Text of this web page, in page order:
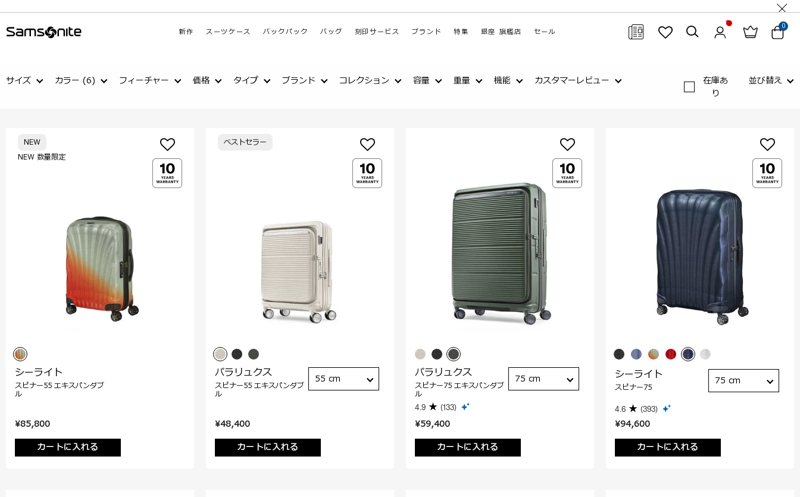
新作 スーツケース バックパック バッグ 刻印サービス ブランド 特集 銀座 旗艦店 セール
0
閉じる
サイズ カラー (6) フィーチャー 価格 タイプ ブランド コレクション 容量 重量 機能 カスタマーレビュー
在庫あ
り
並び替え
¥85,800
カートに入れる
NEW 数量限定
NEW
シーライト
スピナー55 エキスパンダブ
ル
¥48,400
カートに入れる
ベストセラー
パラリュクス
スピナー55 エキスパンダブ
ル
55 cm
¥59,400
カートに入れる
パラリュクス
スピナー75 エキスパンダブ
ル
4.9 (133)
75 cm
¥94,600
カートに入れる
シーライト
スピナー75
4.6 (393)
75 cm